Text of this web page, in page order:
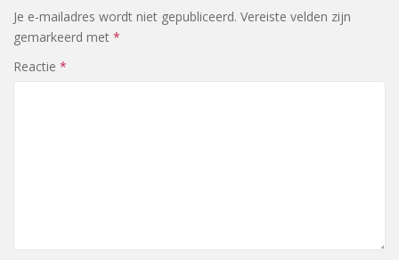
Je e-mailadres wordt niet gepubliceerd. Vereiste velden zijn
gemarkeerd met *
Reactie *